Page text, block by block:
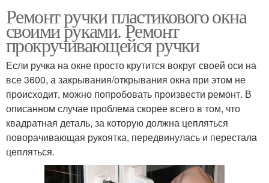
Ремонт ручки пластикового окна
своими руками. Ремонт
прокручивающейся ручки
Если ручка на окне просто крутится вокруг своей оси на
все 3600, а закрывания/открывания окна при этом не
происходит, можно попробовать произвести ремонт. В
описанном случае проблема скорее всего в том, что
квадратная деталь, за которую должна цепляться
поворачивающая рукоятка, передвинулась и перестала
цепляться.